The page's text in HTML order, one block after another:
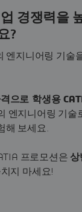
경쟁력을
?
엔지니어링 기술
으로 학생용
엔지니어링 기술
해 보세요.
프로모션은 상
지 마세요!